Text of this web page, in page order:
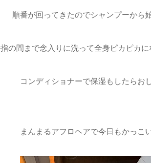
順番が回ってきたのでシャンプーから
指の間まで念入りに洗って全身ピカピカ
コンディショナーで保湿もしたらお
まんまるアフロヘアで今日もかっこ